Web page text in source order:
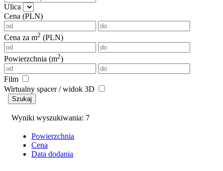
Ulica
Cena (PLN)
Cena za m2 (PLN)
Powierzchnia (m2)
Film
Wirtualny spacer / widok 3D
Szukaj
Wyniki wyszukiwania: 7
Powierzchnia
Cena
Data dodania